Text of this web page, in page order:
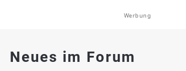
Werbung
Neues im Forum